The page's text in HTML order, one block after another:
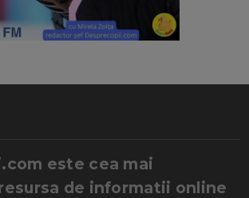
este cea mai
de informatii online